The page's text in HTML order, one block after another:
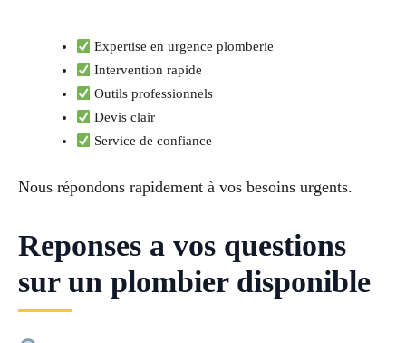
Expertise en urgence plomberie
Intervention rapide
Outils professionnels
Devis clair
Service de confiance
Nous répondons rapidement à vos besoins urgents.
Reponses a vos questions
sur un plombier disponible